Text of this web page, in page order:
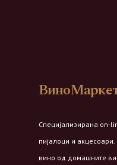
Специјализирана on-
пијалоци и
вино од домашните